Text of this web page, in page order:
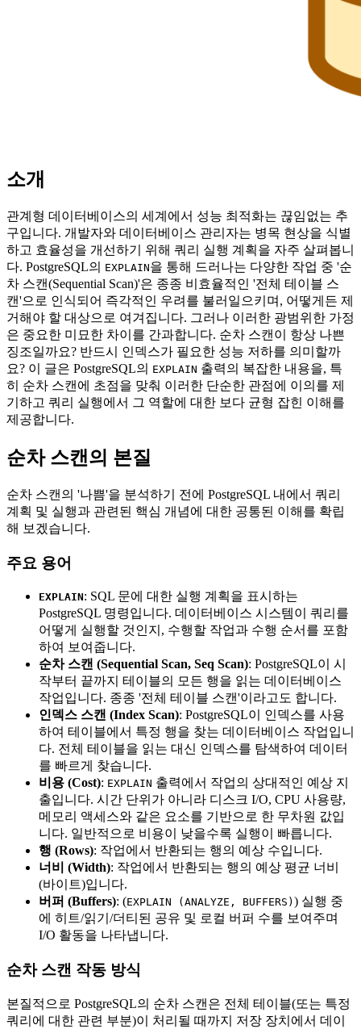
소개
관계형 데이터베이스의 세계에서 성능 최적화는 끊임없는 추
구입니다. 개발자와 데이터베이스 관리자는 병목 현상을 식별
하고 효율성을 개선하기 위해 쿼리 실행 계획을 자주 살펴봅니
다. PostgreSQL의 EXPLAIN을 통해 드러나는 다양한 작업 중 '순
차 스캔(Sequential Scan)'은 종종 비효율적인 '전체 테이블 스
캔'으로 인식되어 즉각적인 우려를 불러일으키며, 어떻게든 제
거해야 할 대상으로 여겨집니다. 그러나 이러한 광범위한 가정
은 중요한 미묘한 차이를 간과합니다. 순차 스캔이 항상 나쁜
징조일까요? 반드시 인덱스가 필요한 성능 저하를 의미할까
요? 이 글은 PostgreSQL의 EXPLAIN 출력의 복잡한 내용을, 특
히 순차 스캔에 초점을 맞춰 이러한 단순한 관점에 이의를 제
기하고 쿼리 실행에서 그 역할에 대한 보다 균형 잡힌 이해를
제공합니다.
순차 스캔의 본질
순차 스캔의 '나쁨'을 분석하기 전에 PostgreSQL 내에서 쿼리
계획 및 실행과 관련된 핵심 개념에 대한 공통된 이해를 확립
해 보겠습니다.
주요 용어
EXPLAIN: SQL 문에 대한 실행 계획을 표시하는
PostgreSQL 명령입니다. 데이터베이스 시스템이 쿼리를
어떻게 실행할 것인지, 수행할 작업과 수행 순서를 포함
하여 보여줍니다.
순차 스캔 (Sequential Scan, Seq Scan): PostgreSQL이 시
작부터 끝까지 테이블의 모든 행을 읽는 데이터베이스
작업입니다. 종종 '전체 테이블 스캔'이라고도 합니다.
인덱스 스캔 (Index Scan): PostgreSQL이 인덱스를 사용
하여 테이블에서 특정 행을 찾는 데이터베이스 작업입니
다. 전체 테이블을 읽는 대신 인덱스를 탐색하여 데이터
를 빠르게 찾습니다.
비용 (Cost): EXPLAIN 출력에서 작업의 상대적인 예상 지
출입니다. 시간 단위가 아니라 디스크 I/O, CPU 사용량,
메모리 액세스와 같은 요소를 기반으로 한 무차원 값입
니다. 일반적으로 비용이 낮을수록 실행이 빠릅니다.
행 (Rows): 작업에서 반환되는 행의 예상 수입니다.
너비 (Width): 작업에서 반환되는 행의 예상 평균 너비
(바이트)입니다.
버퍼 (Buffers): (EXPLAIN (ANALYZE, BUFFERS) ) 실행 중
에 히트/읽기/더티된 공유 및 로컬 버퍼 수를 보여주며
I/O 활동을 나타냅니다.
순차 스캔 작동 방식
본질적으로 PostgreSQL의 순차 스캔은 전체 테이블(또는 특정
쿼리에 대한 관련 부분)이 처리될 때까지 저장 장치에서 데이